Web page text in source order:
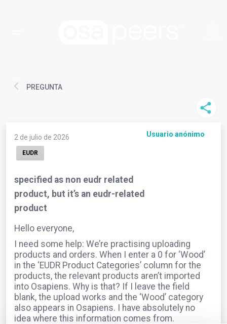
PREGUNTA
2 de julio de 2026 Usuario anónimo
EUDR
specified as non eudr related
product, but it’s an eudr-related
product
Hello everyone,
I need some help: We’re practising uploading
products and orders. When I enter a 0 for ‘Wood’
in the ‘EUDR Product Categories’ column for the
products, the relevant products aren’t imported
into Osapiens. Why is that? If I leave the field
blank, the upload works and the ‘Wood’ category
also appears in Osapiens. I have absolutely no
idea where this information comes from.